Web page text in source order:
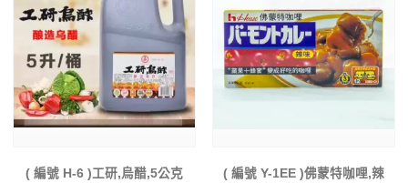
( 編號 H-6 )工研,烏醋,5公克
( 編號 Y-1EE )佛蒙特咖哩,辣